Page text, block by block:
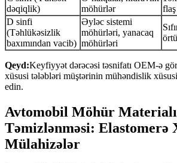
dəqiqlik)
möhürlər
flaş
D sinfi
(Təhlükəsizlik
baxımından vacib)
Əyləc sistemi
möhürləri, yanacaq
möhürləri
Qeyd:Keyfiyyət dərəcəsi təsnifatı OEM-ə
xüsusi tələbləri müştərinin mühəndislik
edin.
Avtomobil Möhür
Təmizlənməsi: Elastomerə
Mülahizələr